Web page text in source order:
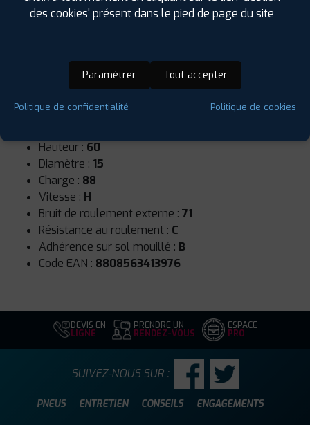
Runflat :Non
Hauteur : 60
Diamètre : 15
Charge : 88
Vitesse : H
Bruit de roulement externe : 71
Résistance au roulement : C
Adhérence sur sol mouillé : B
Code EAN : 8808563413976
DEVIS EN
LIGNE
PRENDRE UN
RENDEZ-VOUS
ESPACE
PRO
PNEUS ENTRETIEN CONSEILS ENGAGEMENTS
SUIVEZ-NOUS SUR :
des cookies' présent dans le pied de page du site
Paramétrer Tout accepter
Politique de confidentialité Politique de cookies